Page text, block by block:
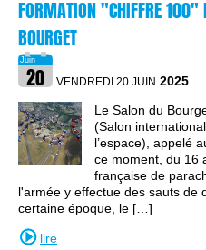
FORMATION "CHIFFRE 100"
BOURGET
VENDREDI 20 JUIN 2025
Le Salon du
(Salon
l’espace), appelé
ce moment, du 16
française de
l'armée y effectue des sauts de
certaine époque, le […]
lire